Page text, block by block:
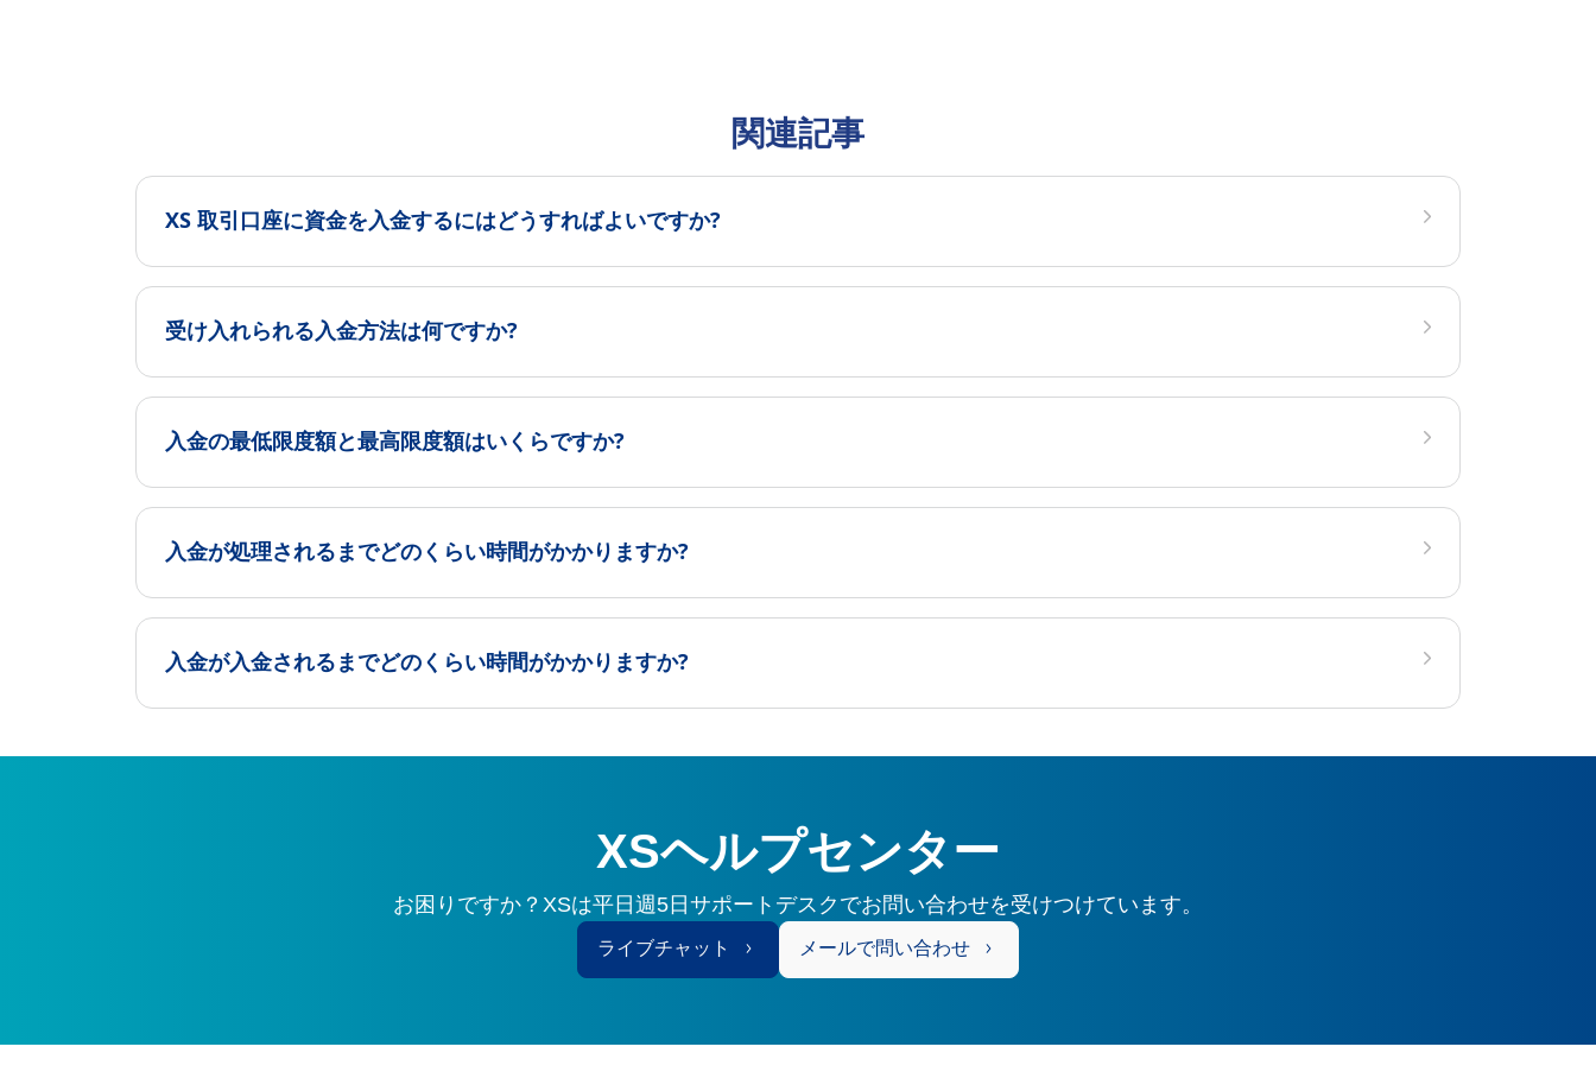
関連記事
XS 取引口座に資金を入金するにはどうすればよいですか?
受け入れられる入金方法は何ですか?
入金の最低限度額と最高限度額はいくらですか?
入金が処理されるまでどのくらい時間がかかりますか?
入金が入金されるまでどのくらい時間がかかりますか?
XSヘルプセンター
お困りですか？XSは平日週5日サポートデスクでお問い合わせを受けつけています。
ライブチャット メールで問い合わせ